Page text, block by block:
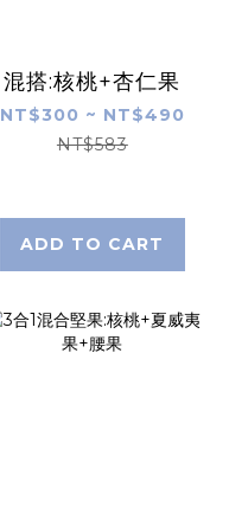
混搭:核桃+杏仁果
NT$300 ~ NT$490
NT$583
ADD TO CART